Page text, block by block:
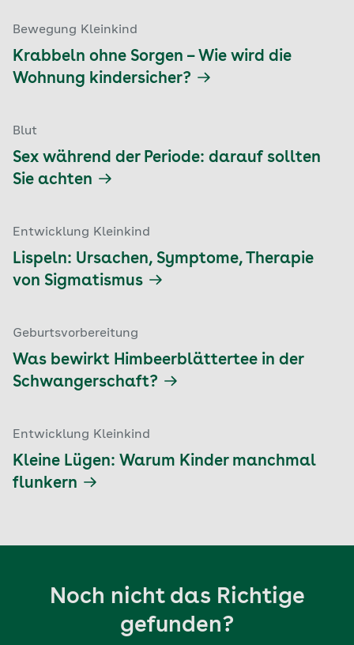
Bewegung Kleinkind
Krabbeln ohne Sorgen – Wie wird die
Wohnung kindersicher?
Blut
Sex während der Periode: darauf sollten
Sie achten
Entwicklung Kleinkind
Lispeln: Ursachen, Symptome, Therapie
von Sigmatismus
Geburtsvorbereitung
Was bewirkt Himbeerblättertee in der
Schwangerschaft?
Entwicklung Kleinkind
Kleine Lügen: Warum Kinder manchmal
flunkern
Noch nicht das Richtige
gefunden?